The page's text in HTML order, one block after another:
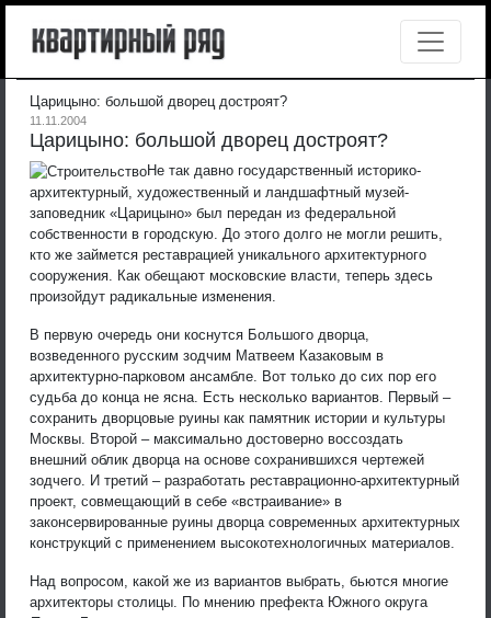
Царицыно: большой дворец достроят?
11.11.2004
Царицыно: большой дворец достроят?
Не так давно государственный историко-
архитектурный, художественный и ландшафтный музей-
заповедник «Царицыно» был передан из федеральной
собственности в городскую. До этого долго не могли решить,
кто же займется реставрацией уникального архитектурного
сооружения. Как обещают московские власти, теперь здесь
произойдут радикальные изменения.
В первую очередь они коснутся Большого дворца,
возведенного русским зодчим Матвеем Казаковым в
архитектурно-парковом ансамбле. Вот только до сих пор его
судьба до конца не ясна. Есть несколько вариантов. Первый –
сохранить дворцовые руины как памятник истории и культуры
Москвы. Второй – максимально достоверно воссоздать
внешний облик дворца на основе сохранившихся чертежей
зодчего. И третий – разработать реставрационно-архитектурный
проект, совмещающий в себе «встраивание» в
законсервированные руины дворца современных архитектурных
конструкций с применением высокотехнологичных материалов.
Над вопросом, какой же из вариантов выбрать, бьются многие
архитекторы столицы. По мнению префекта Южного округа